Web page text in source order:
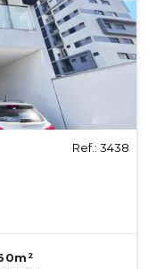
Ref.: 3438